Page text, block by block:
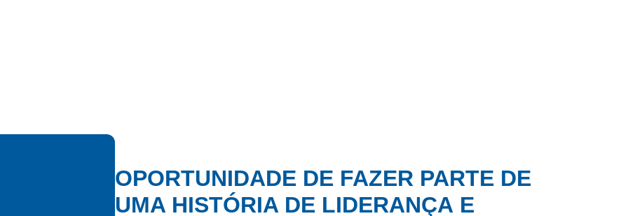
OPORTUNIDADE DE FAZER PARTE DE
UMA HISTÓRIA DE LIDERANÇA E